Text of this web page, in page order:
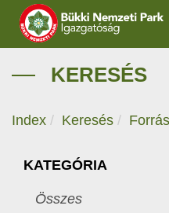
IGAZGATÓSÁG
KERESÉS
Index Keresés
KATEGÓRIA
Összes